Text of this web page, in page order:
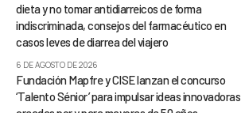
dieta y no tomar antidiarreicos de forma
indiscriminada, consejos del farmacéutico en
casos leves de diarrea del viajero
6 DE AGOSTO DE 2026
Fundación Mapfre y CISE lanzan el concurso
‘Talento Sénior’ para impulsar ideas innovadoras